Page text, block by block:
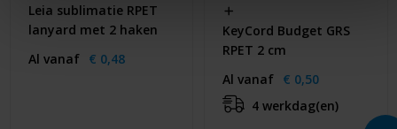
Leia sublimatie RPET
lanyard met 2 haken
Al vanaf € 0,48
KeyCord Budget GRS
RPET 2 cm
Al vanaf € 0,50
4 werkdag(en)